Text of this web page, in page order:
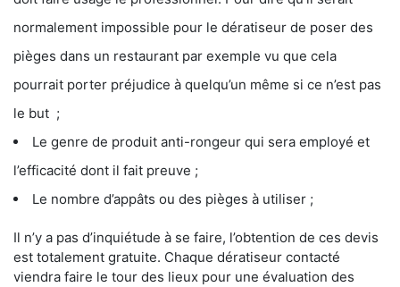
normalement impossible pour le dératiseur de poser des
pièges dans un restaurant par exemple vu que cela
pourrait porter préjudice à quelqu’un même si ce n’est pas
le but ;
Le genre de produit anti-rongeur qui sera employé et
l’efficacité dont il fait preuve ;
Le nombre d’appâts ou des pièges à utiliser ;
Il n’y a pas d’inquiétude à se faire, l’obtention de ces devis
est totalement gratuite. Chaque dératiseur contacté
viendra faire le tour des lieux pour une évaluation des